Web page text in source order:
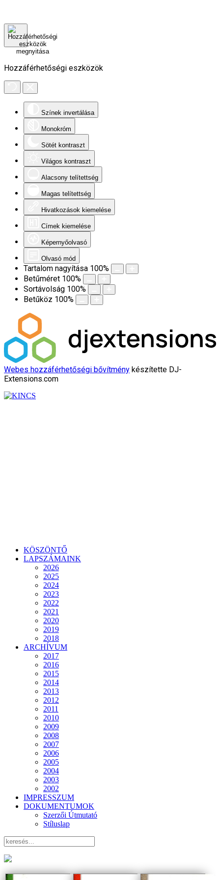
Hozzáférhetőségi eszközök
Színek invertálása
Monokróm
Sötét kontraszt
Világos kontraszt
Alacsony telítettség
Magas telítettség
Hivatkozások kiemelése
Címek kiemelése
Képernyőolvasó
Olvasó mód
Tartalom nagyítása 100%
Betűméret 100%
Sortávolság 100%
Betűköz 100%
Webes hozzáférhetőségi bővítmény készítette DJ-
Extensions.com
KÖSZÖNTŐ
LAPSZÁMAINK
2026
2025
2024
2023
2022
2021
2020
2019
2018
ARCHÍVUM
2017
2016
2015
2014
2013
2012
2011
2010
2009
2008
2007
2006
2005
2004
2003
2002
IMPRESSZUM
DOKUMENTUMOK
Szerzői Útmutató
Stíluslap